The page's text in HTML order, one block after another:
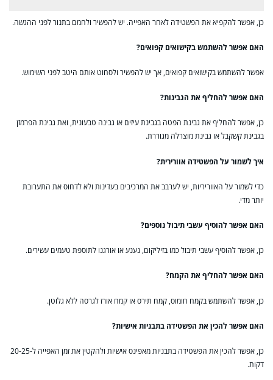
כן, אפשר להקפיא את הפשטידה לאחר האפייה. יש להפשיר ולחמם בתנור לפני ההגשה.
האם אפשר להשתמש בקישואים קפואים?
אפשר להשתמש בקישואים קפואים, אך יש להפשיר ולסחוט אותם היטב לפני השימוש.
האם אפשר להחליף את הגבינות?
כן, אפשר להחליף את גבינת הפטה בגבינת עיזים או גבינה טבעונית, ואת גבינת הפרמזן
בגבינת קשקבל או גבינת מוצרלה מגוררת.
איך לשמור על הפשטידה אוורירית?
כדי לשמור על האווריריות, יש לערבב את המרכיבים בעדינות ולא לדחוס את התערובת
יותר מדי.
האם אפשר להוסיף עשבי תיבול נוספים?
כן, אפשר להוסיף עשבי תיבול כמו בזיליקום, נענע או אורגנו לתוספת טעמים עשירים.
האם אפשר להחליף את הקמח?
כן, אפשר להשתמש בקמח חומוס, קמח תירס או קמח אורז לגרסה ללא גלוטן.
האם אפשר להכין את הפשטידה בתבניות אישיות?
כן, אפשר להכין את הפשטידה בתבניות מאפינס אישיות ולהקטין את זמן האפייה ל-20-25
דקות.